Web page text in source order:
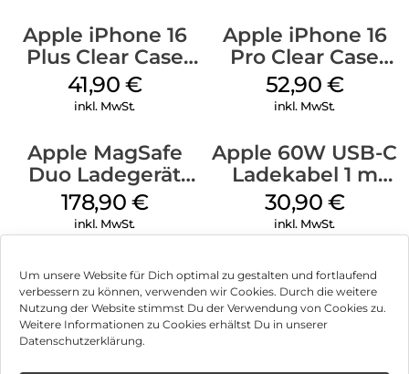
Um unsere Website für Dich optimal zu gestalten und fortlaufend
verbessern zu können, verwenden wir Cookies. Durch die weitere
Nutzung der Website stimmst Du der Verwendung von Cookies zu.
Weitere Informationen zu Cookies erhältst Du in unserer
Datenschutzerklärung.
Apple iPhone 16
Plus Clear Case
MagSafe
Transparent
41,90 €
inkl. MwSt.
Apple iPhone 16
Pro Clear Case
MagSafe
Transparent
52,90 €
inkl. MwSt.
Apple MagSafe
Duo Ladegerät
Weiß
178,90 €
inkl. MwSt.
Apple 60W USB-C
Ladekabel 1 m
Weiß
30,90 €
inkl. MwSt.
Impressum